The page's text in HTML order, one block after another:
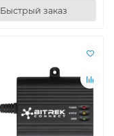
Быстрый заказ